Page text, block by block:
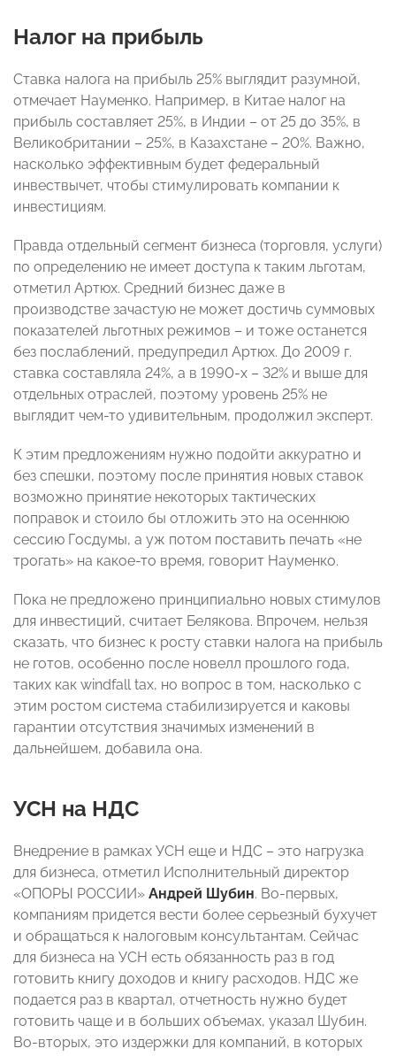
Налог на прибыль
Ставка налога на прибыль 25% выглядит разумной,
отмечает Науменко. Например, в Китае налог на
прибыль составляет 25%, в Индии – от 25 до 35%, в
Великобритании – 25%, в Казахстане – 20%. Важно,
насколько эффективным будет федеральный
инвествычет, чтобы стимулировать компании к
инвестициям.
Правда отдельный сегмент бизнеса (торговля, услуги)
по определению не имеет доступа к таким льготам,
отметил Артюх. Средний бизнес даже в
производстве зачастую не может достичь суммовых
показателей льготных режимов – и тоже останется
без послаблений, предупредил Артюх. До 2009 г.
ставка составляла 24%, а в 1990-х – 32% и выше для
отдельных отраслей, поэтому уровень 25% не
выглядит чем-то удивительным, продолжил эксперт.
К этим предложениям нужно подойти аккуратно и
без спешки, поэтому после принятия новых ставок
возможно принятие некоторых тактических
поправок и стоило бы отложить это на осеннюю
сессию Госдумы, а уж потом поставить печать «не
трогать» на какое-то время, говорит Науменко.
Пока не предложено принципиально новых стимулов
для инвестиций, считает Белякова. Впрочем, нельзя
сказать, что бизнес к росту ставки налога на прибыль
не готов, особенно после новелл прошлого года,
таких как windfall tax, но вопрос в том, насколько с
этим ростом система стабилизируется и каковы
гарантии отсутствия значимых изменений в
дальнейшем, добавила она.
УСН на НДС
Внедрение в рамках УСН еще и НДС – это нагрузка
для бизнеса, отметил Исполнительный директор
«ОПОРЫ РОССИИ» Андрей Шубин. Во-первых,
компаниям придется вести более серьезный бухучет
и обращаться к налоговым консультантам. Сейчас
для бизнеса на УСН есть обязанность раз в год
готовить книгу доходов и книгу расходов. НДС же
подается раз в квартал, отчетность нужно будет
готовить чаще и в больших объемах, указал Шубин.
Во-вторых, это издержки для компаний, в которых